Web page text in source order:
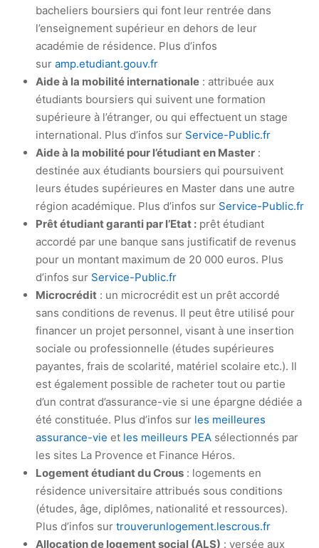
bacheliers boursiers qui font leur rentrée dans
l’enseignement supérieur en dehors de leur
académie de résidence. Plus d’infos
sur amp.etudiant.gouv.fr
Aide à la mobilité internationale : attribuée aux
étudiants boursiers qui suivent une formation
supérieure à l’étranger, ou qui effectuent un stage
international. Plus d’infos sur Service-Public.fr
Aide à la mobilité pour l’étudiant en Master :
destinée aux étudiants boursiers qui poursuivent
leurs études supérieures en Master dans une autre
région académique. Plus d’infos sur Service-Public.fr
Prêt étudiant garanti par l’Etat : prêt étudiant
accordé par une banque sans justificatif de revenus
pour un montant maximum de 20 000 euros. Plus
d’infos sur Service-Public.fr
Microcrédit : un microcrédit est un prêt accordé
sans conditions de revenus. Il peut être utilisé pour
financer un projet personnel, visant à une insertion
sociale ou professionnelle (études supérieures
payantes, frais de scolarité, matériel scolaire etc.). Il
est également possible de racheter tout ou partie
d’un contrat d’assurance-vie si une épargne dédiée a
été constituée. Plus d’infos sur les meilleures
assurance-vie et les meilleurs PEA sélectionnés par
les sites La Provence et Finance Héros.
Logement étudiant du Crous : logements en
résidence universitaire attribués sous conditions
(études, âge, diplômes, nationalité et ressources).
Plus d’infos sur trouverunlogement.lescrous.fr
Allocation de logement social (ALS) : versée aux